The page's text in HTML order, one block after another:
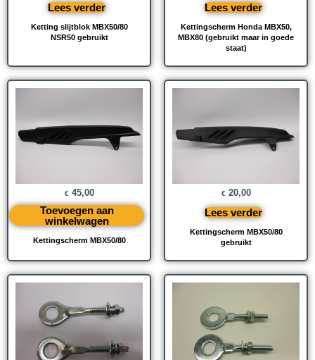
Ketting slijtblok MBX50/80
NSR50 gebruikt
Lees verder
Kettingscherm Honda MBX50,
MBX80 (gebruikt maar in goede
staat)
Lees verder
Kettingscherm MBX50/80
€ 45,00
Toevoegen aan
winkelwagen
Kettingscherm MBX50/80
gebruikt
€ 20,00
Lees verder